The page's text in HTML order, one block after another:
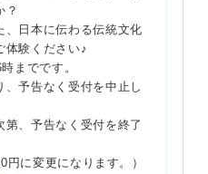
？
、日本に伝わる伝統文化
体験ください♪
までです。
、予告なく受付を中止し
第、予告なく受付を終了
円に変更になります。）